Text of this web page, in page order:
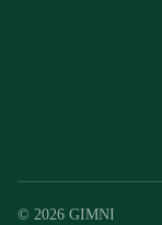
© 2026 GIMNI